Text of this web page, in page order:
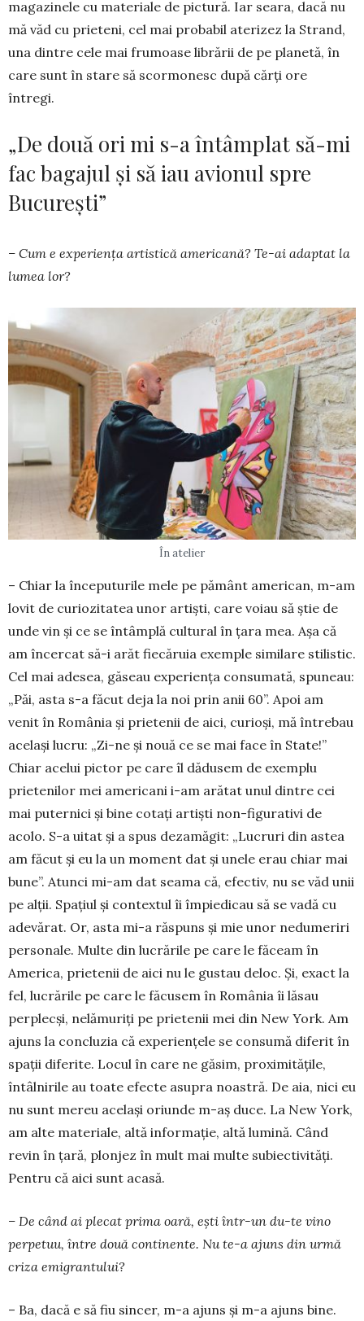
magazinele cu materiale de pictură. Iar seara, dacă nu
mă văd cu prieteni, cel mai probabil ateri­zez la Strand,
una dintre cele mai frumoase librării de pe planetă, în
care sunt în stare să scor­monesc după cărți ore
întregi.
„De două ori mi s-a întâmplat să-mi
fac bagajul și să iau avionul spre
București”
– Cum e experiența artistică ame­ricană? Te-ai adaptat la
lumea lor?
În atelier
– Chiar la începuturile mele pe pă­mânt american, m-am
lovit de curio­zi­tatea unor artiști, care voiau să știe de
unde vin și ce se întâmplă cultural în țara mea. Așa că
am încercat să-i arăt fiecăruia exemple similare stilistic.
Cel mai adesea, găseau experiența con­sumată, spuneau:
„Păi, asta s-a făcut deja la noi prin anii 60”. Apoi am
venit în România și prietenii de aici, curioși, mă întrebau
același lucru: „Zi-ne și nouă ce se mai face în State!”
Chiar acelui pictor pe care îl dădusem de exem­plu
prietenilor mei ameri­cani i-am arătat unul dintre cei
mai puternici și bine cotați artiști non-figu­rativi de
acolo. S-a uitat și a spus dezamăgit: „Lu­cruri din astea
am făcut și eu la un moment dat și unele erau chiar mai
bune”. Atunci mi-am dat seama că, efectiv, nu se văd unii
pe alții. Spațiul și contextul îi împiedicau să se vadă cu
adevărat. Or, asta mi-a răspuns și mie unor ne­du­meriri
personale. Multe din lu­crările pe care le făceam în
America, prie­tenii de aici nu le gustau deloc. Și, exact la
fel, lucrările pe care le făcusem în România îi lăsau
perplecși, nelă­mu­riți pe prie­te­nii mei din New York. Am
ajuns la concluzia că experiențele se consumă diferit în
spa­ții diferite. Locul în care ne găsim, pro­ximitățile,
întâlnirile au toate efecte asu­pra noastră. De aia, nici eu
nu sunt mereu același oriunde m-aș du­ce. La New York,
am alte materiale, altă informație, altă lumină. Când
revin în țară, plon­jez în mult mai multe subiecti­vi­tăți.
Pentru că aici sunt acasă.
– De când ai plecat prima oară, ești într-un du-te vino
perpetuu, între două continente. Nu te-a ajuns din urmă
criza emi­gran­tului?
– Ba, dacă e să fiu sincer, m-a ajuns și m-a ajuns bine.